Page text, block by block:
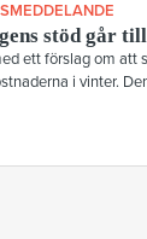
stöd går till
ett förslag om
i vinter.